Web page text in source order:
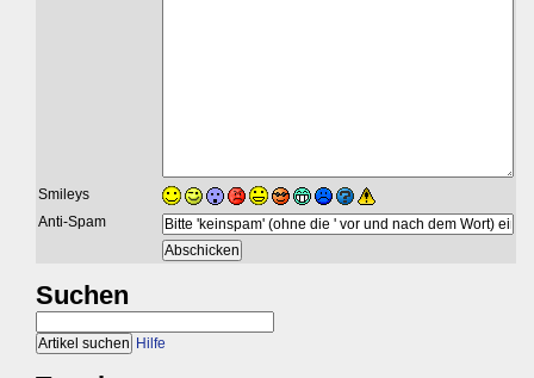
Smileys
Anti-Spam
Suchen
Hilfe